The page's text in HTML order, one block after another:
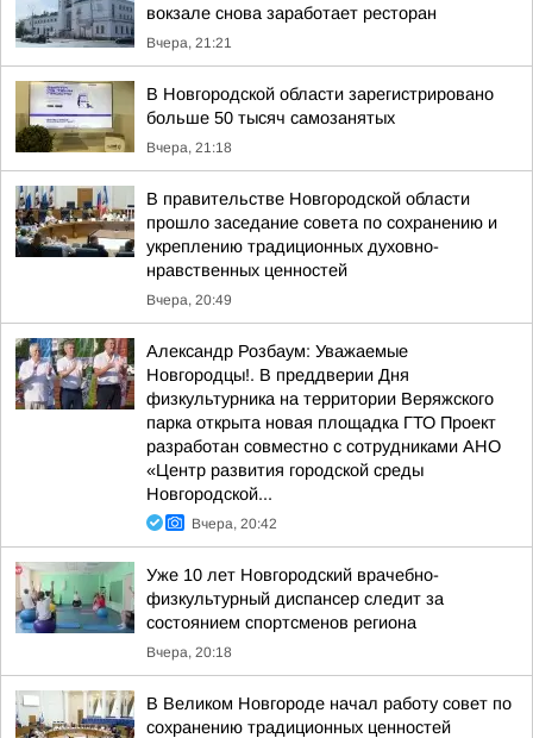
вокзале снова заработает ресторан
Вчера, 21:21
В Новгородской области зарегистрировано
больше 50 тысяч самозанятых
Вчера, 21:18
В правительстве Новгородской области
прошло заседание совета по сохранению и
укреплению традиционных духовно-
нравственных ценностей
Вчера, 20:49
Александр Розбаум: Уважаемые
Новгородцы!. В преддверии Дня
физкультурника на территории Веряжского
парка открыта новая площадка ГТО Проект
разработан совместно с сотрудниками АНО
«Центр развития городской среды
Новгородской...
Вчера, 20:42
Уже 10 лет Новгородский врачебно-
физкультурный диспансер следит за
состоянием спортсменов региона
Вчера, 20:18
В Великом Новгороде начал работу совет по
сохранению традиционных ценностей